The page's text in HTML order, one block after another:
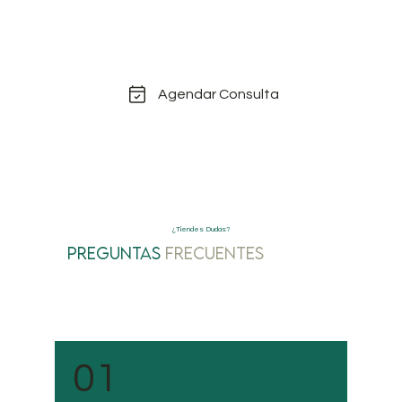
Agendar Consulta
01
¿Tiendes Dudas?
Preguntas Frecuentes